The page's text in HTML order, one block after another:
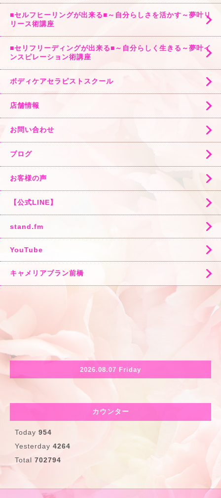
■セルフヒーリングが出来る■～自分らしさを活かす～夢叶リ
リース術講座
■セリフリーディングが出来る■～自分らしく生きる～夢叶イ
ンスピレーション術講座
ボディケアセラピストスクール
店舗情報
お問い合わせ
ブログ
お客様の声
【公式LINE】
stand.fm
YouTube
キャメリアブラン前橋
2026.08.07 Friday
カウンター
Today 954
Yesterday 4264
Total 702794